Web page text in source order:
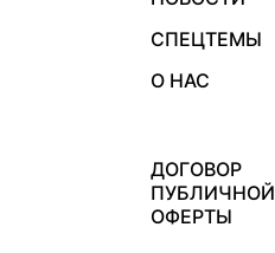
СПЕЦТЕМЫ
О НАС
ДОГОВОР
ПУБЛИЧНОЙ
ОФЕРТЫ